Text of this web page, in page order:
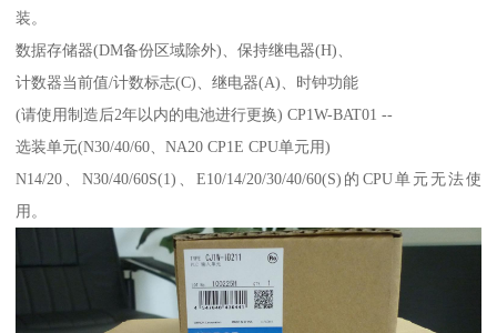
装。
数据存储器(DM备份区域除外)、保持继电器(H)、
计数器当前值/计数标志(C)、继电器(A)、时钟功能
(请使用制造后2年以内的电池进行更换) CP1W-BAT01 --
选装单元(N30/40/60、NA20 CP1E CPU单元用)
N14/20、N30/40/60S(1)、E10/14/20/30/40/60(S)的CPU单元无法使
用。